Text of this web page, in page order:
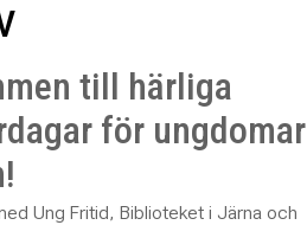
till härliga
för ungdomar
Ung Fritid, Biblioteket i Järna och